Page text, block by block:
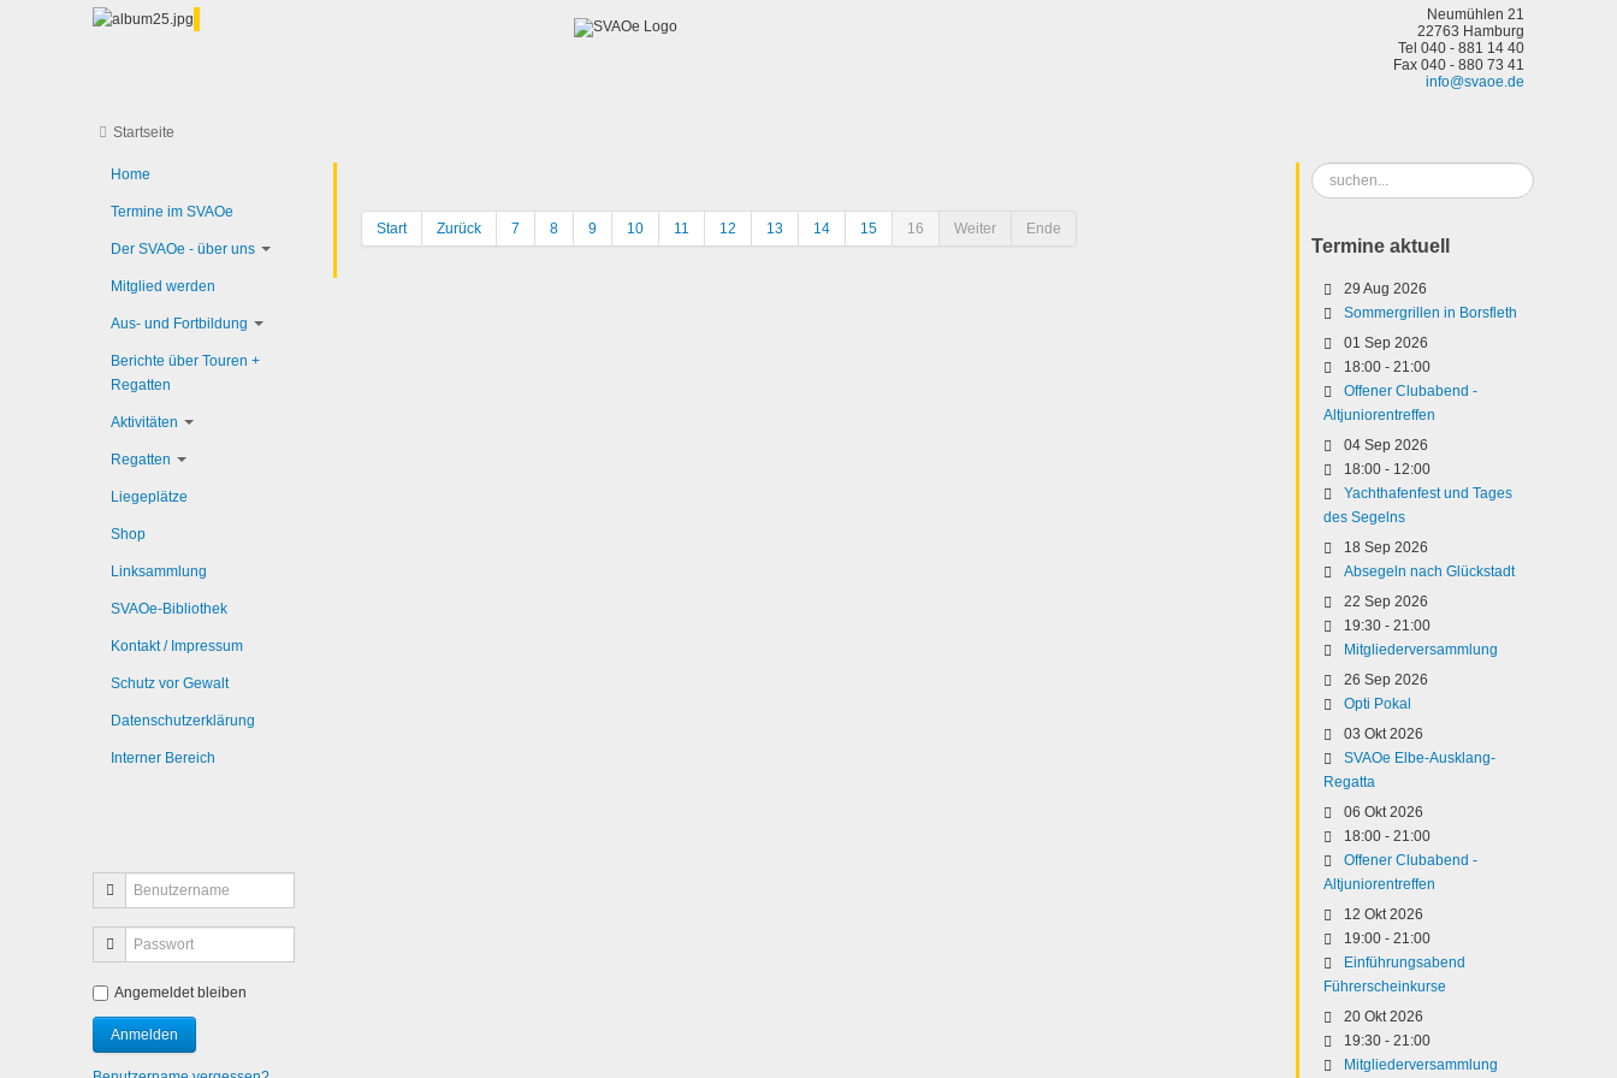
Neumühlen 21
22763 Hamburg
Tel 040 - 881 14 40
Fax 040 - 880 73 41
info@svaoe.de
Startseite
Start Zurück 7 8 9 10 11 12 13 14 15 16 Weiter Ende
Home
Termine im SVAOe
Der SVAOe - über uns
Mitglied werden
Aus- und Fortbildung
Berichte über Touren +
Regatten
Aktivitäten
Regatten
Liegeplätze
Shop
Linksammlung
SVAOe-Bibliothek
Kontakt / Impressum
Schutz vor Gewalt
Datenschutzerklärung
Interner Bereich
Angemeldet bleiben
Suchen
...
Termine aktuell
29 Aug 2026
Sommergrillen in Borsfleth
01 Sep 2026
18:00 - 21:00
Offener Clubabend -
Altjuniorentreffen
04 Sep 2026
18:00 - 12:00
Yachthafenfest und Tages
des Segelns
18 Sep 2026
Absegeln nach Glückstadt
22 Sep 2026
19:30 - 21:00
Mitgliederversammlung
26 Sep 2026
Opti Pokal
03 Okt 2026
SVAOe Elbe-Ausklang-
Regatta
06 Okt 2026
18:00 - 21:00
Offener Clubabend -
Altjuniorentreffen
12 Okt 2026
19:00 - 21:00
Einführungsabend
Führerscheinkurse
20 Okt 2026
19:30 - 21:00
Mitgliederversammlung